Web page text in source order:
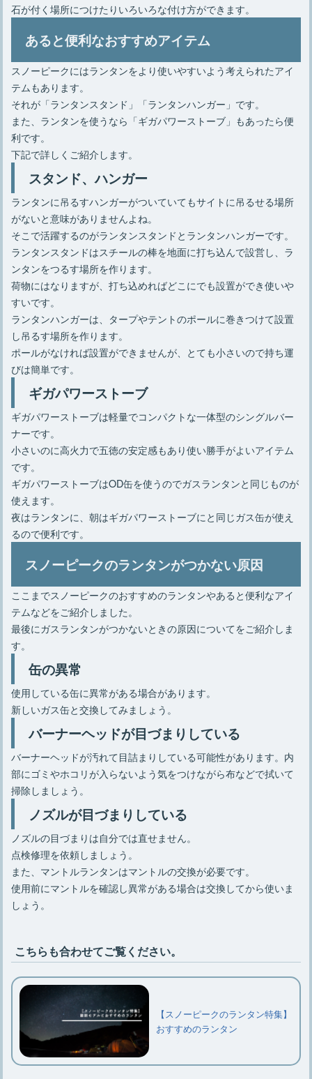
石が付く場所につけたりいろいろな付け方ができます。
あると便利なおすすめアイテム
スノーピークにはランタンをより使いやすいよう考えられたアイ
テムもあります。
それが「ランタンスタンド」「ランタンハンガー」です。
また、ランタンを使うなら「ギガパワーストーブ」もあったら便
利です。
下記で詳しくご紹介します。
スタンド、ハンガー
ランタンに吊るすハンガーがついていてもサイトに吊るせる場所
がないと意味がありませんよね。
そこで活躍するのがランタンスタンドとランタンハンガーです。
ランタンスタンドはスチールの棒を地面に打ち込んで設営し、ラ
ンタンをつるす場所を作ります。
荷物にはなりますが、打ち込めればどこにでも設置ができ使いや
すいです。
ランタンハンガーは、タープやテントのポールに巻きつけて設置
し吊るす場所を作ります。
ポールがなければ設置ができませんが、とても小さいので持ち運
びは簡単です。
ギガパワーストーブ
ギガパワーストーブは軽量でコンパクトな一体型のシングルバー
ナーです。
小さいのに高火力で五徳の安定感もあり使い勝手がよいアイテム
です。
ギガパワーストーブはOD缶を使うのでガスランタンと同じものが
使えます。
夜はランタンに、朝はギガパワーストーブにと同じガス缶が使え
るので便利です。
スノーピークのランタンがつかない原因
ここまでスノーピークのおすすめのランタンやあると便利なアイ
テムなどをご紹介しました。
最後にガスランタンがつかないときの原因についてをご紹介しま
す。
缶の異常
使用している缶に異常がある場合があります。
新しいガス缶と交換してみましょう。
バーナーヘッドが目づまりしている
バーナーヘッドが汚れて目詰まりしている可能性があります。内
部にゴミやホコリが入らないよう気をつけながら布などで拭いて
掃除しましょう。
ノズルが目づまりしている
ノズルの目づまりは自分では直せません。
点検修理を依頼しましょう。
また、マントルランタンはマントルの交換が必要です。
使用前にマントルを確認し異常がある場合は交換してから使いま
しょう。
こちらも合わせてご覧ください。
【スノーピークのランタン特集】
おすすめのランタン